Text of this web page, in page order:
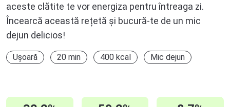
aceste clătite te vor energiza pentru întreaga zi.
Încearcă această rețetă și bucură-te de un mic
dejun delicios!
Ușoară 20 min 400 kcal Mic dejun